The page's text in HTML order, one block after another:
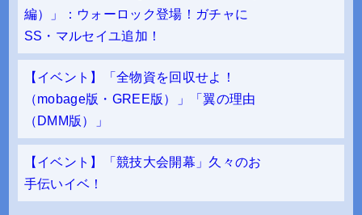
編）」：ウォーロック登場！ガチャに
SS・マルセイユ追加！
【イベント】「全物資を回収せよ！
（mobage版・GREE版）」「翼の理由
（DMM版）」
【イベント】「競技大会開幕」久々のお
手伝いイベ！